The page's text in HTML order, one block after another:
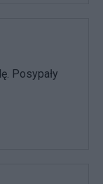
Posypały